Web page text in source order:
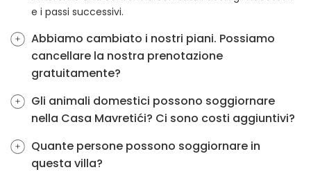
e i passi successivi.
Abbiamo cambiato i nostri piani. Possiamo
cancellare la nostra prenotazione
gratuitamente?
Gli animali domestici possono soggiornare
nella Casa Mavretići? Ci sono costi aggiuntivi?
Quante persone possono soggiornare in
questa villa?